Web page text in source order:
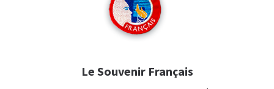
Le Souvenir Français